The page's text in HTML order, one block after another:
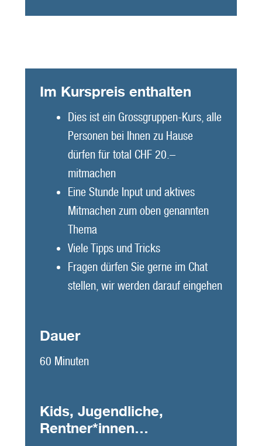
Im Kurspreis enthalten
Dies ist ein Grossgruppen-Kurs, alle
Personen bei Ihnen zu Hause
dürfen für total CHF 20.–
mitmachen
Eine Stunde Input und aktives
Mitmachen zum oben genannten
Thema
Viele Tipps und Tricks
Fragen dürfen Sie gerne im Chat
stellen, wir werden darauf eingehen
Dauer
60 Minuten
Kids, Jugendliche,
Rentner*innen…